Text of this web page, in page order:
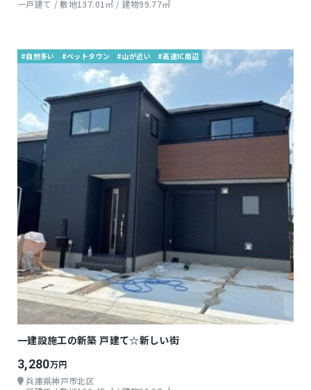
一戸建て / 敷地137.01㎡ / 建物99.77㎡
#自然多い #ベットタウン #山が近い #高速IC周辺
一建設施工の新築 戸建て☆新しい街
3,280万円
兵庫県神戸市北区